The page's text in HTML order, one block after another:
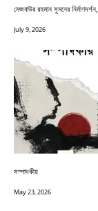
মেজবাউর রহমান সুমনের
July 9, 2026
সম্পাদকীয়
May 23, 2026